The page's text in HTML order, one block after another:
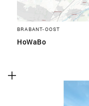
BRABANT-OOST
HoWaBo